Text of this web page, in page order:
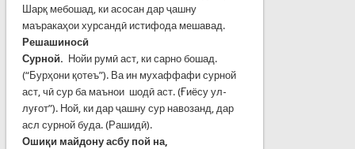
Шарқ мебошад, ки асосан дар ҷашну
маъракаҳои хурсандӣ истифода мешавад.
Решашиносӣ
Сурной. Нойи румӣ аст, ки сарно бошад.
(“Бурҳони қотеъ”). Ва ин мухаффафи сурной
аст, чӣ сур ба маънои шодӣ аст. (Ғиёсу ул-
луғот”). Ной, ки дар ҷашну сур навозанд, дар
асл сурной буда. (Рашидӣ).
Ошиқи майдону асбу пой на,